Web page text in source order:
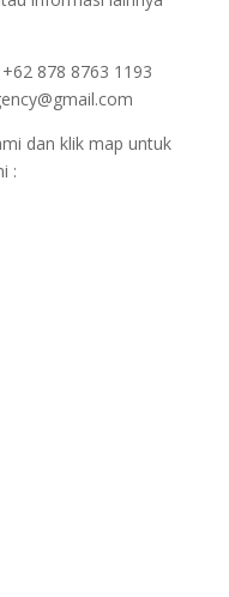
878 8763 1193
dan klik map untuk
: